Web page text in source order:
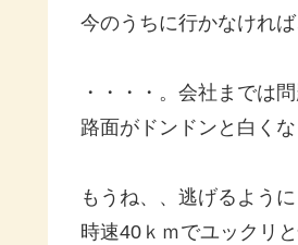
今のうちに行かなけれ
・・・・。会社までは
路面がドンドンと白く
もうね、、逃げるよう
時速40ｋｍでユックリ